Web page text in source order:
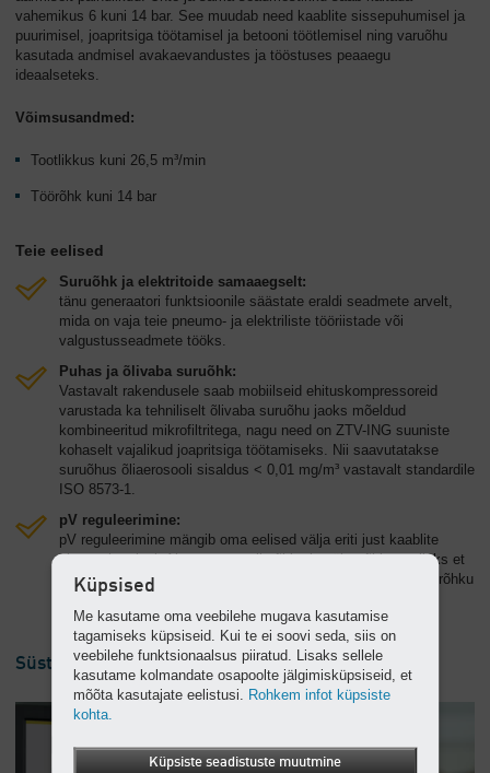
vahemikus 6 kuni 14 bar. See muudab need kaablite sissepuhumisel ja
puurimisel, joapritsiga töötamisel ja betooni töötlemisel ning varuõhu
kasutada andmisel avakaevandustes ja tööstuses peaaegu
ideaalseteks.
Võimsusandmed:
Tootlikkus kuni 26,5 m³/min
Töörõhk kuni 14 bar
Teie eelised
Suruõhk ja elektritoide samaaegselt:
tänu generaatori funktsioonile säästate eraldi seadmete arvelt,
mida on vaja teie pneumo- ja elektriliste tööriistade või
valgustusseadmete tööks.
Puhas ja õlivaba suruõhk:
Vastavalt rakendusele saab mobiilseid ehituskompressoreid
varustada ka tehniliselt õlivaba suruõhu jaoks mõeldud
kombineeritud mikrofiltritega, nagu need on ZTV-ING suuniste
kohaselt vajalikud joapritsiga töötamiseks. Nii saavutatakse
suruõhus õliaerosooli sisaldus < 0,01 mg/m³ vastavalt standardile
ISO 8573-1.
pV reguleerimine:
pV reguleerimine mängib oma eelised välja eriti just kaablite
sissepuhumisel: Alguses on palju õhku ja vähe rõhku, selleks et
kaablit kiirendada. Lõpus on pikkade trasside puhul rohkem rõhku
ja väiksem tootlikkus.
Süsteemi TELEMATICS abil alati aktuaalse seisuga
Küpsised
Me kasutame oma veebilehe mugava kasutamise
tagamiseks küpsiseid. Kui te ei soovi seda, siis on
veebilehe funktsionaalsus piiratud. Lisaks sellele
kasutame kolmandate osapoolte jälgimisküpsiseid, et
mõõta kasutajate eelistusi. Rohkem infot küpsiste
kohta.
Küpsiste seadistuste muutmine